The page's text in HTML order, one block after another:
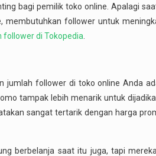
bagi pemilik toko online. Apalagi
membutuhkan follower untuk
follower di Tokopedia
jumlah follower di toko online Anda
tampak lebih menarik untuk
sangat tertarik dengan harga
berbelanja saat itu juga, tapi